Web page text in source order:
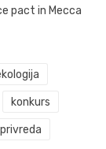
pact in Mecca
konkurs